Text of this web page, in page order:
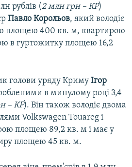
рублів (2 млн грн – КР)
Павло Корольов, який володіє
площею 400 кв. м, квартирою
в гуртожитку площею 16,2
голови уряду Криму Ігор
в минулому році 3,4
– КР). Він також володіє двома
Volkswagen Touareg і
площею 89,2 кв. м і має у
площею 45 кв. м.